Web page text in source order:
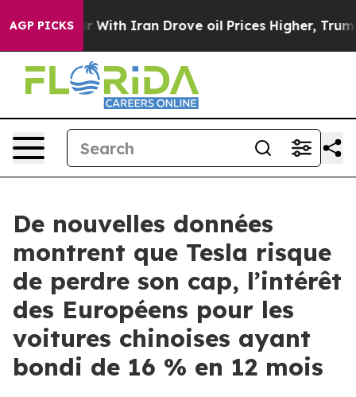
AGP PICKS
war With Iran Drove oil Prices Higher, Trump Gave
De nouvelles données
montrent que Tesla risque
de perdre son cap, l’intérêt
des Européens pour les
voitures chinoises ayant
bondi de 16 % en 12 mois